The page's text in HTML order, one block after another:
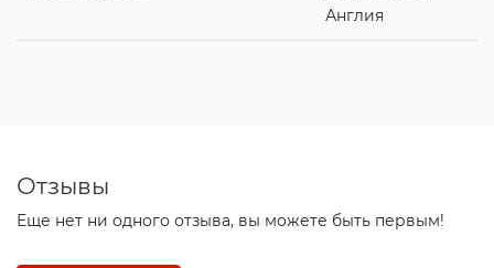
Англия
Отзывы
Еще нет ни одного отзыва, вы можете быть первым!